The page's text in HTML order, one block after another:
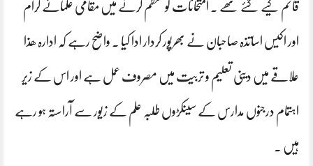
قائم کیے گئے تھے ۔ امتحانات کو منظم کرنے میں مقامی علماۓ کرام
اور اکیس اساتذہ صاحبان نے بھرپور کردار ادا کیا ۔ واضح رہے کہ ادارہ ھذا
علاقے میں دینی تعلیم و تربیت میں مصروف عمل ہے اور اس کے زیر
اہتمام درجنوں مدارس کے سینکڑوں طلبہ علم کے زیور سے آراستہ ہو رہے
ہیں ۔